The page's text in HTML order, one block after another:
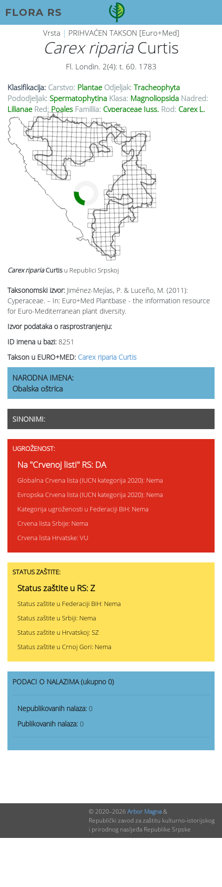
FLORA RS
Vrsta | PRIHVAĆEN TAKSON [Euro+Med]
Carex ripariaCurtis
Fl. Londin. 2(4): t. 60. 1783
Klasifikacija: Carstvo: Plantae Odjeljak: Tracheophyta
Pododjeljak: Spermatophytina Klasa: Magnoliopsida Nadred:
Lilianae Red: Poales Familija: Cyperaceae Juss. Rod: Carex L.
Taksonomski izvor: Jiménez-Mejías, P. & Luceño, M. (2011):
Cyperaceae. – In: Euro+Med Plantbase - the information resource
for Euro-Mediterranean plant diversity.
Izvor podataka o rasprostranjenju:
ID imena u bazi: 8251
Takson u EURO+MED: Carex riparia Curtis
Carex ripariaCurtis u Republici Srpskoj
NARODNA IMENA:
Obalska oštrica
SINONIMI:
UGROŽENOST:
Na "Crvenoj listi" RS: DA
Globalna Crvena lista (IUCN kategorija 2020): Nema
Evropska Crvena lista (IUCN kategorija 2020): Nema
Kategorija ugroženosti u Federaciji BiH: Nema
Crvena lista Srbije: Nema
Crvena lista Hrvatske: VU
STATUS ZAŠTITE:
Status zaštite u RS: Z
Status zaštite u Federaciji BiH: Nema
Status zaštite u Srbiji: Nema
Status zaštite u Hrvatskoj: SZ
Status zaštite u Crnoj Gori: Nema
PODACI O NALAZIMA (ukupno 0)
Nepublikovanih nalaza: 0
Publikovanih nalaza: 0
© 2020–2026 Arbor Magna&
Republički zavod za zaštitu kulturno-istorijskog
i prirodnog nasljeđa Republike Srpske